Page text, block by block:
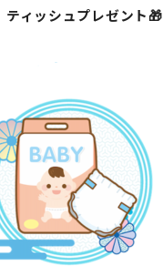
ティッシュプレゼント🎁